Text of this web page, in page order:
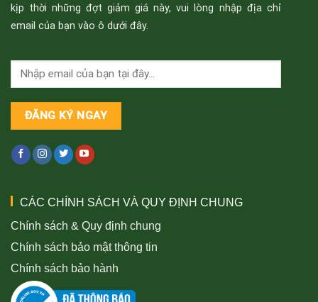
kịp thời những đợt giảm giá này, vui lòng nhập địa chỉ
email của bạn vào ô dưới đây.
CÁC CHÍNH SÁCH VÀ QUY ĐỊNH CHUNG
Chính sách & Quy định chung
Chính sách bảo mật thông tin
Chính sách bảo hành